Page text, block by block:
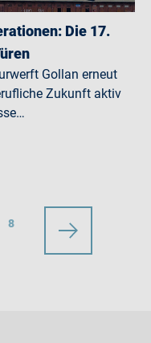
Die 17.
Gollan erneut
Zukunft aktiv
8